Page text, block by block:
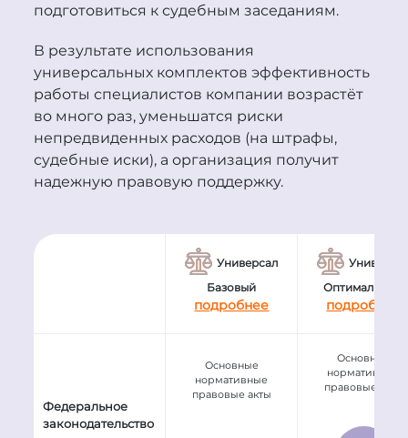
подготовиться к судебным заседаниям.
В результате использования
универсальных комплектов эффективность
работы специалистов компании возрастёт
во много раз, уменьшатся риски
непредвиденных расходов (на штрафы,
судебные иски), а организация получит
надежную правовую поддержку.
Федеральное
законодательство
Универсал
Базовый
подробнее
Основные
нормативные
правовые акты
Оптимальный
подробнее
Основные
нормативные
правовые акты